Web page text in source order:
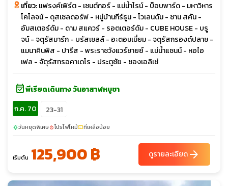
เที่ยว:แฟรงค์เฟิร์ต - เซนต์กอร์ - แม่น้ำไรน์ - บ็อบพาร์ด - มหาวิหาร
โคโลจน์ - ดุสเซลดอร์ฟ - หมู่บ้านกีร์ธูน - โวเลนดัม - ซาน สคัน -
อัมสเตอร์ดัม - ดาม สแควร์ - รอตเตอร์ดัม - CUBE HOUSE - บรู
จน์ - จตุรัสมาร์ก - บรัสเซลล์ - อะตอมเมี่ยม - จตุรัสกรองด์ปลาซ -
แมนาคินพิส - ปารีส - พระราชวังแวร์ซายย์ - แม่น้ำแซนน์ - หอไอ
เฟล - จัตุรัสทรอคาเดโร - ประตูชัย - ชองเอลิเซ่
event_availableพีเรียดเดินทาง วันอาสาฬหบูชา
ก.ค. 70
23-31
sunnyวันหยุดพิเศษlocal_fire_departmentโปรไฟไหม้confirmation_numberที่เหลือน้อย
เริ่มต้น 125,900 ฿ ดูรายละเอียดarrow_forward